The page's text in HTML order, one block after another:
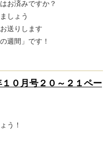
お済みですか？
しょう
送りします
週間」です！
０月号２０～２１ペー
う！